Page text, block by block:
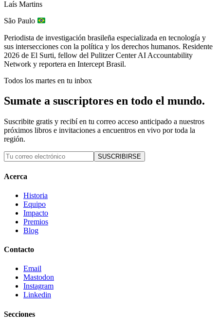
Laís Martins
São Paulo
Periodista de investigación brasileña especializada en tecnología y
sus intersecciones con la política y los derechos humanos. Residente
2026 de El Surti, fellow del Pulitzer Center AI Accountability
Network y reportera en Intercept Brasil.
Todos los martes en tu inbox
Sumate a suscriptores en todo el mundo.
Suscribite gratis y recibí en tu correo acceso anticipado a nuestros
próximos libros e invitaciones a encuentros en vivo por toda la
región.
SUSCRIBIRSE
Acerca
Historia
Equipo
Impacto
Premios
Blog
Contacto
Email
Mastodon
Instagram
Linkedin
Secciones